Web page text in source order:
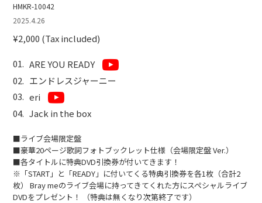
HMKR-10042
2025.4.26
¥2,000 (Tax included)
ARE YOU READY
エンドレスジャーニー
eri
Jack in the box
■ライブ会場限定盤
■豪華20ページ歌詞フォトブックレット仕様（会場限定盤 Ver.）
■各タイトルに特典DVD引換券が付いてきます！
※「START」と「READY」に付いてくる特典引換券を各1枚（合計2
枚） Bray meのライブ会場に持ってきてくれた方にスペシャルライブ
DVDをプレゼント！ （特典は無くなり次第終了です）